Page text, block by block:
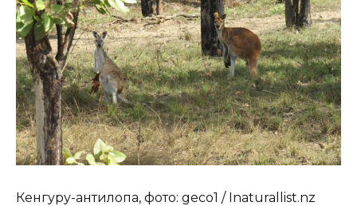
Кенгуру-антилопа, фото: geco1 / Inaturallist.nz